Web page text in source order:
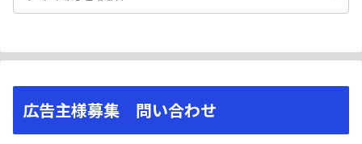
広告主様募集 問い合わせ